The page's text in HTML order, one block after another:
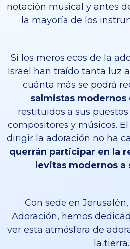
notación musical y antes
la mayoría de los
Si los meros ecos de la
Israel han traído tanta luz
cuánta más se podrá
salmistas modernos
restituidos a sus
compositores y músicos.
dirigir la adoración no ha
querrán participar en la
levitas modernos a
Con sede en
Adoración, hemos
ver esta atmósfera de
la tierra.